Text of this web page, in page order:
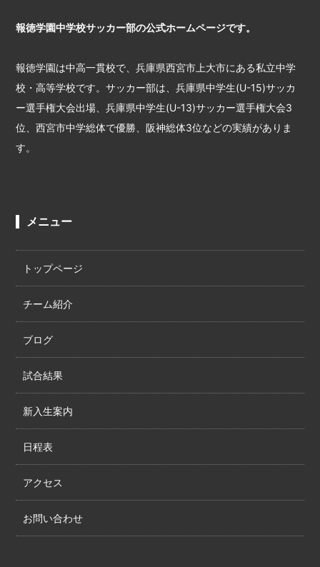
報徳学園中学校サッカー部の公式ホームページです。
報徳学園は中高一貫校で、兵庫県西宮市上大市にある私立中学
校・高等学校です。サッカー部は、兵庫県中学生(U-15)サッカ
ー選手権大会出場、兵庫県中学生(U-13)サッカー選手権大会3
位、西宮市中学総体で優勝、阪神総体3位などの実績がありま
す。
メニュー
トップページ
チーム紹介
ブログ
試合結果
新入生案内
日程表
アクセス
お問い合わせ